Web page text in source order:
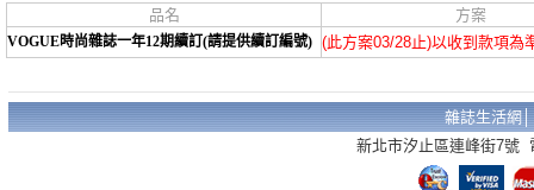
品名 方案
VOGUE時尚雜誌一年12期續訂(請提供續訂編號) (此方案03/28止)以收到款項為
雜誌生活網
新北市汐止區連峰街7號